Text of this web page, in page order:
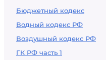
Бюджетный кодекс
Водный кодекс РФ
Воздушный кодекс РФ
ГК РФ часть 1